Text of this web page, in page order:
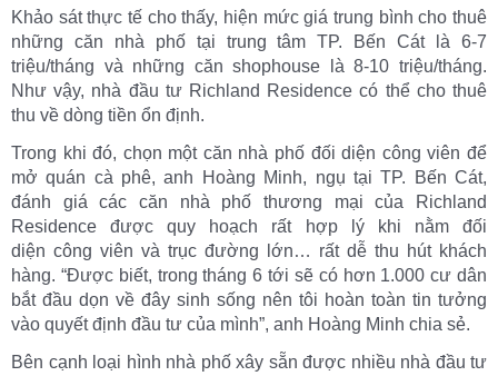
Khảo sát thực tế cho thấy, hiện mức giá trung bình cho thuê
những căn nhà phố tại trung tâm TP. Bến Cát là 6-7
triệu/tháng và những căn shophouse là 8-10 triệu/tháng.
Như vậy, nhà đầu tư Richland Residence có thể cho thuê
thu về dòng tiền ổn định.
Trong khi đó, chọn một căn nhà phố đối diện công viên để
mở quán cà phê, anh Hoàng Minh, ngụ tại TP. Bến Cát,
đánh giá các căn nhà phố thương mại của Richland
Residence được quy hoạch rất hợp lý khi nằm đối
diện công viên và trục đường lớn… rất dễ thu hút khách
hàng. “Được biết, trong tháng 6 tới sẽ có hơn 1.000 cư dân
bắt đầu dọn về đây sinh sống nên tôi hoàn toàn tin tưởng
vào quyết định đầu tư của mình”, anh Hoàng Minh chia sẻ.
Bên cạnh loại hình nhà phố xây sẵn được nhiều nhà đầu tư